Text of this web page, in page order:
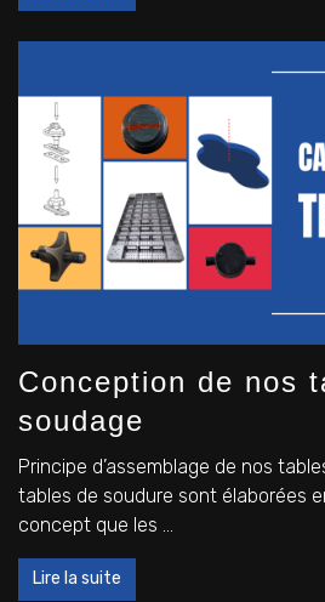
Conception de nos
soudage
Principe d’assemblage de nos
tables de soudure sont élaborées
concept que les ...
Lire la suite